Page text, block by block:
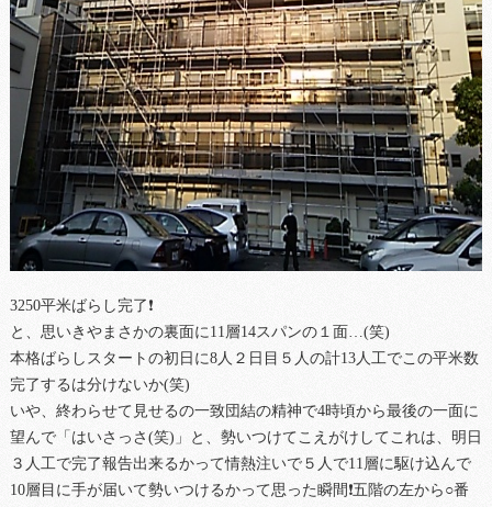
3250平米ばらし完了❗
と、思いきやまさかの裏面に11層14スパンの１面…(笑)
本格ばらしスタートの初日に8人２日目５人の計13人工でこの平米数
完了するは分けないか(笑)
いや、終わらせて見せるの一致団結の精神で4時頃から最後の一面に
望んで「はいさっさ(笑)」と、勢いつけてこえがけしてこれは、明日
３人工で完了報告出来るかって情熱注いで５人で11層に駆け込んで
10層目に手が届いて勢いつけるかって思った瞬間❗五階の左から○番